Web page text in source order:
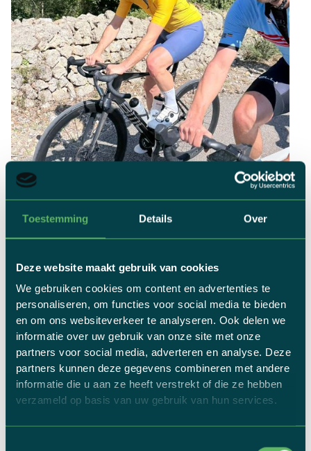
Toestemming Details Over
Deze website maakt gebruik van cookies
We gebruiken cookies om content en advertenties te
personaliseren, om functies voor social media te bieden
en om ons websiteverkeer te analyseren. Ook delen we
informatie over uw gebruik van onze site met onze
partners voor social media, adverteren en analyse. Deze
partners kunnen deze gegevens combineren met andere
informatie die u aan ze heeft verstrekt of die ze hebben
verzameld op basis van uw gebruik van hun services.
MALLORCA VOORJAAR 2026
Bekijk de foto's van
Mallorca voorjaar 2026
ONTDEK FOTO'S